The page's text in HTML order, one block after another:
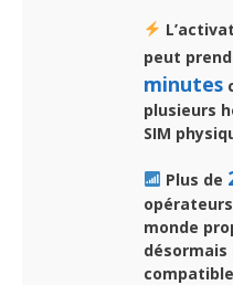
peut
minutes
plusieurs
SIM
Plus de
monde
désormais